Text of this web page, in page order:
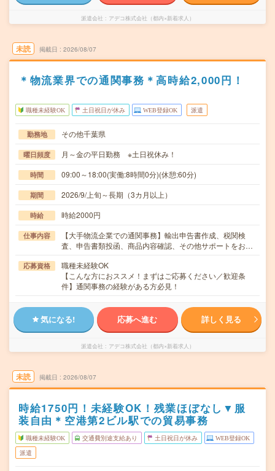
派遣会社 アデコ株式会社（都内×新着求人）
未読 掲載日 2026/08/07
＊物流業界での通関事務＊高時給2,000円！
職種未経験OK 土日祝日が休み WEB登録OK 派遣
勤務地 その他千葉県
曜日頻度 月～金の平日勤務 ※土日祝休み！
時間 09:00～18:00(実働:8時間0分)(休憩:60分)
期間 2026/9/上旬～長期（3カ月以上）
時給 時給2000円
仕事内容
【大手物流企業での通関事務】輸出申告書作成、税関検
査、申告書類投函、商品内容確認、その他サポートをお…
応募資格
職種未経験OK
【こんな方におススメ！まずはご応募ください／歓迎条
件】通関事務の経験がある方必見！
気になる! 応募へ進む 詳しく見る
派遣会社 アデコ株式会社（都内×新着求人）
未読 掲載日 2026/08/07
時給1750円！未経験OK！残業ほぼなし▼服
装自由＊空港第2ビル駅での貿易事務
職種未経験OK 交通費別途支給あり 土日祝日が休み WEB登録OK
派遣